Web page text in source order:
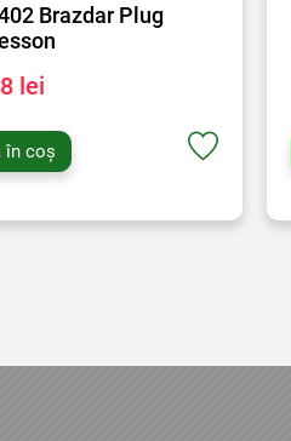
Brazdar Plug
lei
în coș